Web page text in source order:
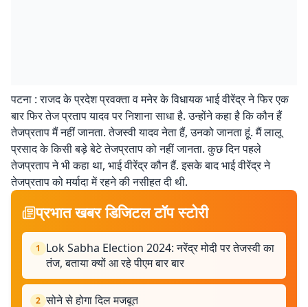
पटना : राजद के प्रदेश प्रवक्ता व मनेर के विधायक भाई वीरेंद्र ने फिर एक
बार फिर तेज प्रताप यादव पर निशाना साधा है. उन्होंने कहा है कि कौन हैं
तेजप्रताप मैं नहीं जानता. तेजस्वी यादव नेता हैं, उनको जानता हूं. मैं लालू
प्रसाद के किसी बड़े बेटे तेजप्रताप को नहीं जानता. कुछ दिन पहले
तेजप्रताप ने भी कहा था, भाई वीरेंद्र कौन हैं. इसके बाद भाई वीरेंद्र ने
तेजप्रताप को मर्यादा में रहने की नसीहत दी थी.
प्रभात खबर डिजिटल टॉप स्टोरी
1
Lok Sabha Election 2024: नरेंद्र मोदी पर तेजस्वी का
तंज, बताया क्यों आ रहे पीएम बार बार
2 सोने से होगा दिल मजबूत